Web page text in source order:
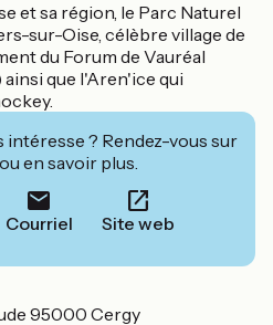
et sa région, le Parc Naturel
sur-Oise, célèbre village de
du Forum de Vauréal
que l'Aren'ice qui
intéresse ? Rendez-vous sur
en savoir plus.
Courriel Site web
95000 Cergy